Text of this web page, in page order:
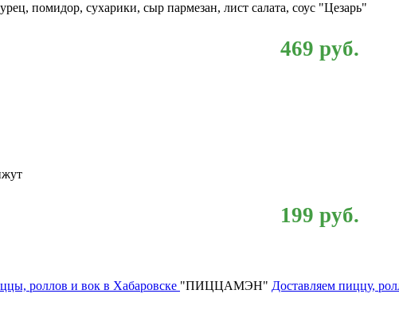
помидор, сухарики, сыр пармезан, лист салата, соус "Цезарь"
469 руб.
199 руб.
"ПИЦЦАМЭН" Доставляем пиццу,